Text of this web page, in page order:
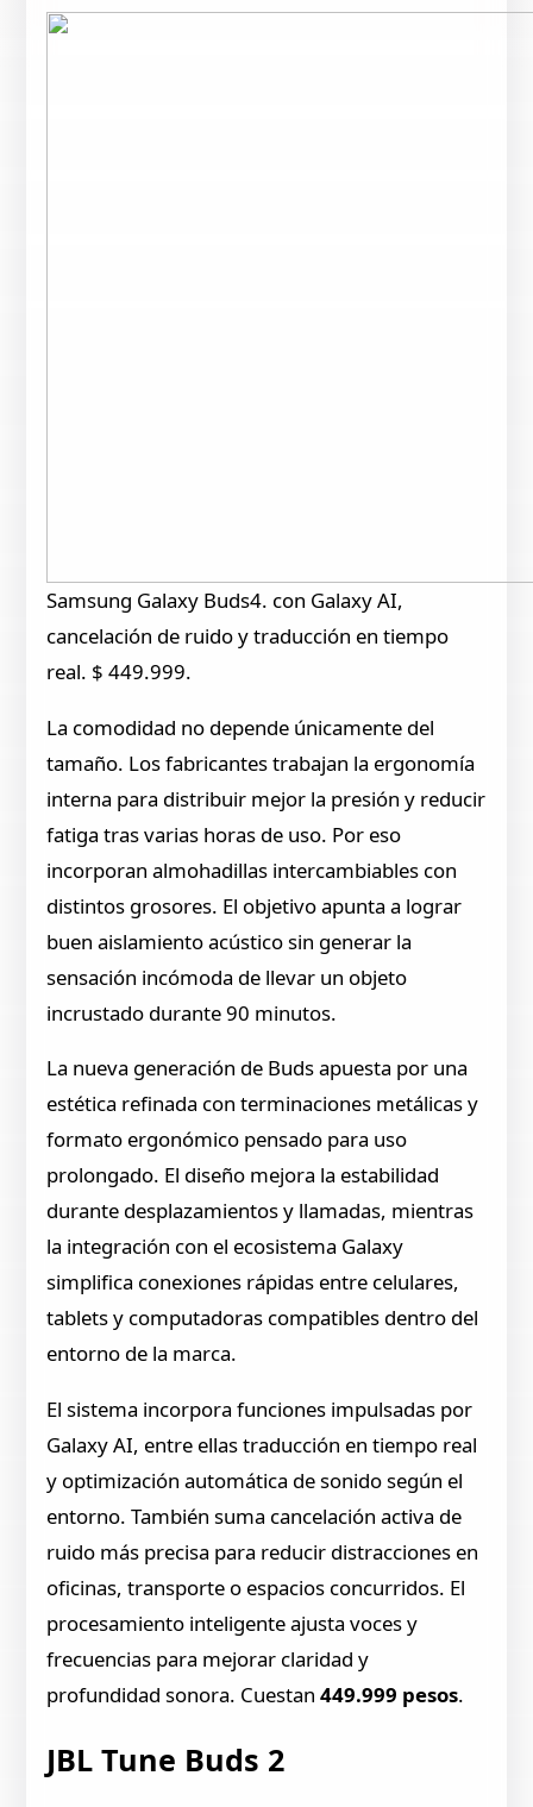
Samsung Galaxy Buds4. con Galaxy AI,
cancelación de ruido y traducción en tiempo
real. $ 449.999.
La comodidad no depende únicamente del
tamaño. Los fabricantes trabajan la ergonomía
interna para distribuir mejor la presión y reducir
fatiga tras varias horas de uso. Por eso
incorporan almohadillas intercambiables con
distintos grosores. El objetivo apunta a lograr
buen aislamiento acústico sin generar la
sensación incómoda de llevar un objeto
incrustado durante 90 minutos.
La nueva generación de Buds apuesta por una
estética refinada con terminaciones metálicas y
formato ergonómico pensado para uso
prolongado. El diseño mejora la estabilidad
durante desplazamientos y llamadas, mientras
la integración con el ecosistema Galaxy
simplifica conexiones rápidas entre celulares,
tablets y computadoras compatibles dentro del
entorno de la marca.
El sistema incorpora funciones impulsadas por
Galaxy AI, entre ellas traducción en tiempo real
y optimización automática de sonido según el
entorno. También suma cancelación activa de
ruido más precisa para reducir distracciones en
oficinas, transporte o espacios concurridos. El
procesamiento inteligente ajusta voces y
frecuencias para mejorar claridad y
profundidad sonora. Cuestan449.999 pesos.
JBL Tune Buds 2